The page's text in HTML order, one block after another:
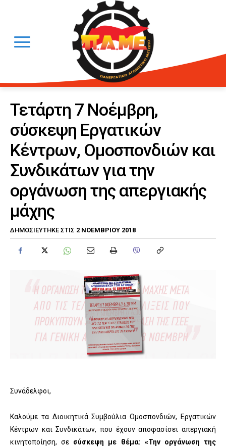
Τετάρτη 7 Νοέμβρη,
σύσκεψη Εργατικών
Κέντρων, Ομοσπονδιών και
Συνδικάτων για την
οργάνωση της απεργιακής
μάχης
ΔΗΜΟΣΙΕΎΤΗΚΕ ΣΤΙΣ 2 ΝΟΕΜΒΡΊΟΥ 2018
Συνάδελφοι,
Καλούμε τα Διοικητικά Συμβούλια Ομοσπονδιών, Εργατικών
Κέντρων και Συνδικάτων, που έχουν αποφασίσει απεργιακή
κινητοποίηση, σε σύσκεψη με θέμα: «Την οργάνωση της